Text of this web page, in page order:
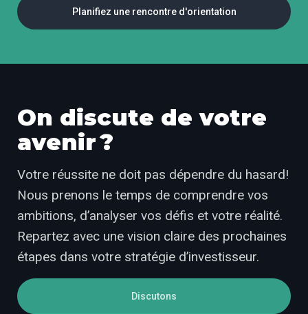
Planifiez une rencontre d'orientation
On discute de votre
avenir ?
Votre réussite ne doit pas dépendre du hasard!
Nous prenons le temps de comprendre vos
ambitions, d’analyser vos défis et votre réalité.
Repartez avec une vision claire des prochaines
étapes dans votre stratégie d’investisseur.
Discutons